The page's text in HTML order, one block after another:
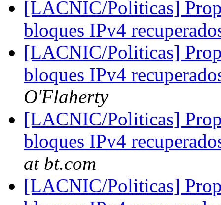
[LACNIC/Politicas]
bloques IPv4
[LACNIC/Politicas]
bloques IPv4
O'Flaherty
[LACNIC/Politicas]
bloques IPv4
at bt.com
[LACNIC/Politicas]